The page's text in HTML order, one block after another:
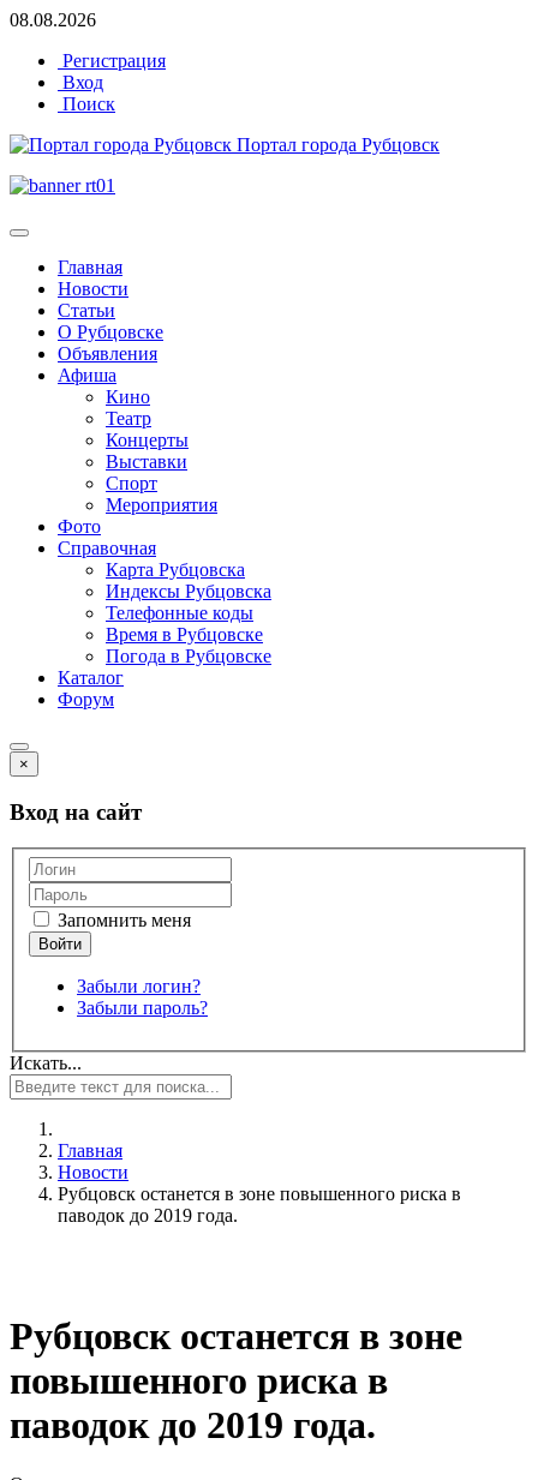
08.08.2026
Регистрация
Вход
Поиск
Портал города Рубцовск
Главная
Новости
Статьи
О Рубцовске
Объявления
Афиша
Кино
Театр
Концерты
Выставки
Спорт
Мероприятия
Фото
Справочная
Карта Рубцовска
Индексы Рубцовска
Телефонные коды
Время в Рубцовске
Погода в Рубцовске
Каталог
Форум
×
Вход на сайт
Запомнить меня
Забыли логин?
Забыли пароль?
Искать...
Главная
Новости
Рубцовск останется в зоне повышенного риска в
паводок до 2019 года.
Рубцовск останется в зоне
повышенного риска в
паводок до 2019 года.